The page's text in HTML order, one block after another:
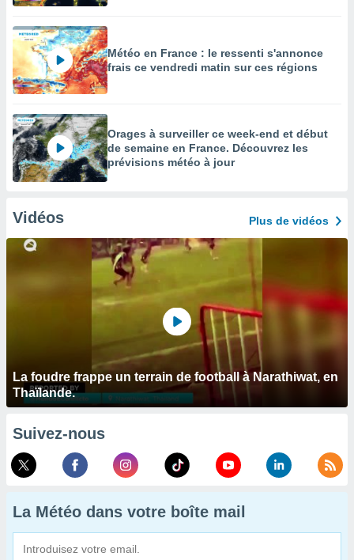
Météo en France : le ressenti s'annonce
frais ce vendredi matin sur ces régions
Orages à surveiller ce week-end et début
de semaine en France. Découvrez les
prévisions météo à jour
Vidéos Plus de vidéos
La foudre frappe un terrain de football à Narathiwat, en
Thaïlande.
Suivez-nous
La Météo dans votre boîte mail